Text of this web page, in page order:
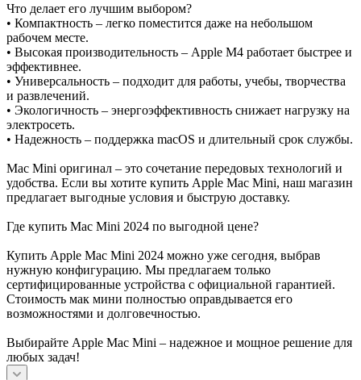
Что делает его лучшим выбором?
• Компактность – легко поместится даже на небольшом
рабочем месте.
• Высокая производительность – Apple M4 работает быстрее и
эффективнее.
• Универсальность – подходит для работы, учебы, творчества
и развлечений.
• Экологичность – энергоэффективность снижает нагрузку на
электросеть.
• Надежность – поддержка macOS и длительный срок службы.
Mac Mini оригинал – это сочетание передовых технологий и
удобства. Если вы хотите купить Apple Mac Mini, наш магазин
предлагает выгодные условия и быструю доставку.
Где купить Mac Mini 2024 по выгодной цене?
Купить Apple Mac Mini 2024 можно уже сегодня, выбрав
нужную конфигурацию. Мы предлагаем только
сертифицированные устройства с официальной гарантией.
Стоимость мак мини полностью оправдывается его
возможностями и долговечностью.
Выбирайте Apple Mac Mini – надежное и мощное решение для
любых задач!